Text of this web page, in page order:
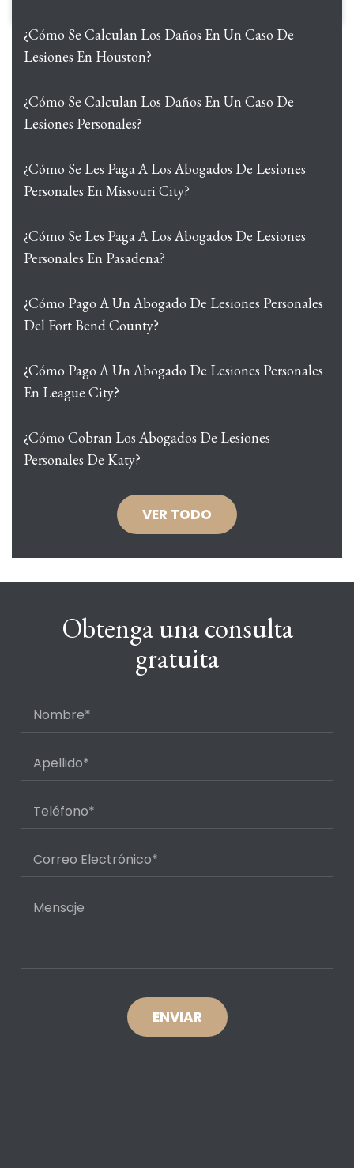
¿Cómo Se Calculan Los Daños En Un Caso De
Lesiones En Houston?
¿Cómo Se Calculan Los Daños En Un Caso De
Lesiones Personales?
¿Cómo Se Les Paga A Los Abogados De Lesiones
Personales En Missouri City?
¿Cómo Se Les Paga A Los Abogados De Lesiones
Personales En Pasadena?
¿Cómo Pago A Un Abogado De Lesiones Personales
Del Fort Bend County?
¿Cómo Pago A Un Abogado De Lesiones Personales
En League City?
¿Cómo Cobran Los Abogados De Lesiones
Personales De Katy?
VER TODO
Obtenga una consulta
gratuita